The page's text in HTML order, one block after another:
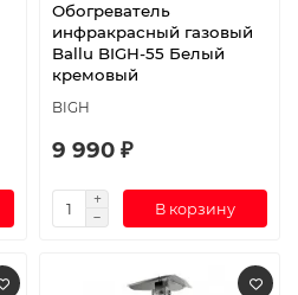
Обогреватель
инфракрасный газовый
Ballu BIGH-55 Белый
кремовый
BIGH
9 990 ₽
В корзину